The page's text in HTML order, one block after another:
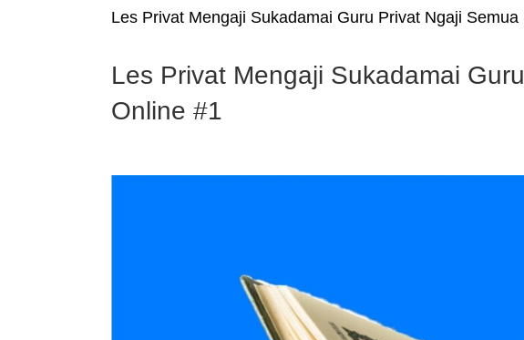
Les Privat Mengaji Sukadamai Guru Privat Ngaji
Les Privat Mengaji Sukadamai
Online #1